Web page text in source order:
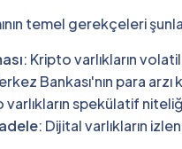
temel gerekçeleri
: Kripto varlıkların
Bankası'nın para
varlıkların spekülatif
: Dijital varlıkların